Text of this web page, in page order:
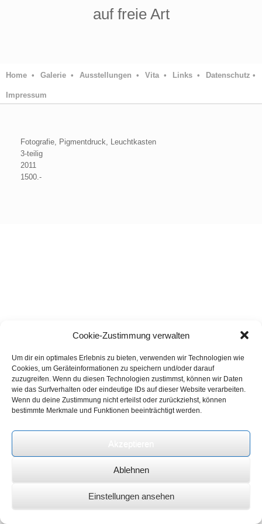
Cookie-Zustimmung verwalten
Um dir ein optimales Erlebnis zu bieten, verwenden wir Technologien wie
Cookies, um Geräteinformationen zu speichern und/oder darauf
zuzugreifen. Wenn du diesen Technologien zustimmst, können wir Daten
wie das Surfverhalten oder eindeutige IDs auf dieser Website verarbeiten.
Wenn du deine Zustimmung nicht erteilst oder zurückziehst, können
bestimmte Merkmale und Funktionen beeinträchtigt werden.
Ablehnen
Einstellungen ansehen
auf freie Art
Home • Galerie • Ausstellungen • Vita • Links • Datenschutz •
Impressum
Fotografie, Pigmentdruck, Leuchtkasten
3-teilig
2011
1500.-